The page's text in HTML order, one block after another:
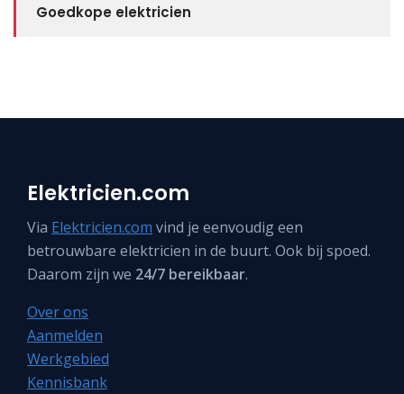
Goedkope elektricien
Elektricien.com
Via Elektricien.com vind je eenvoudig een
betrouwbare elektricien in de buurt. Ook bij spoed.
Daarom zijn we 24/7 bereikbaar.
Over ons
Aanmelden
Werkgebied
Kennisbank